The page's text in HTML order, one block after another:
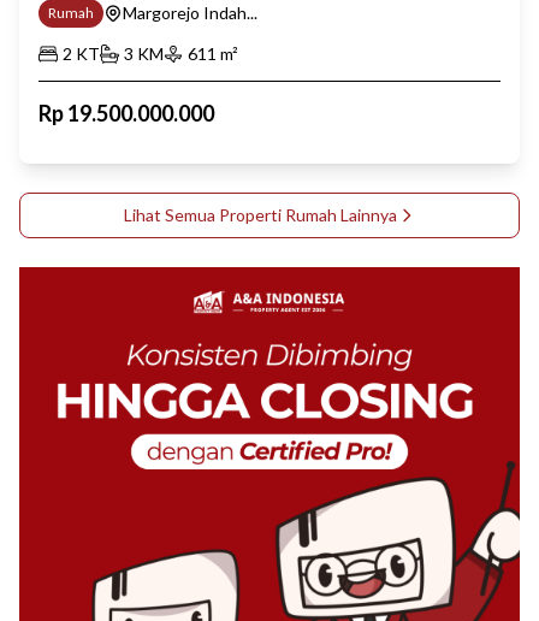
Rumah
Margorejo Indah...
2 KT 3 KM 611 m²
Rp19.500.000.000
Lihat Semua Properti Rumah Lainnya